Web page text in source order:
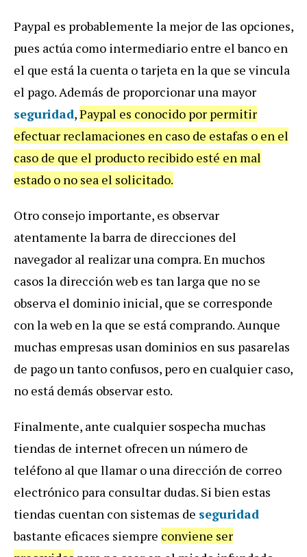
Paypal es probablemente la mejor de las opciones,
pues actúa como intermediario entre el banco en
el que está la cuenta o tarjeta en la que se vincula
el pago. Además de proporcionar una mayor
seguridad,Paypal es conocido por permitir
efectuar reclamaciones en caso de estafas o en el
caso de que el producto recibido esté en mal
estado o no sea el solicitado.
Otro consejo importante, es observar
atentamente la barra de direcciones del
navegador al realizar una compra. En muchos
casos la dirección web es tan larga que no se
observa el dominio inicial, que se corresponde
con la web en la que se está comprando. Aunque
muchas empresas usan dominios en sus pasarelas
de pago un tanto confusos, pero en cualquier caso,
no está demás observar esto.
Finalmente, ante cualquier sospecha muchas
tiendas de internet ofrecen un número de
teléfono al que llamar o una dirección de correo
electrónico para consultar dudas. Si bien estas
tiendas cuentan con sistemas de seguridad
bastante eficaces siempre conviene ser